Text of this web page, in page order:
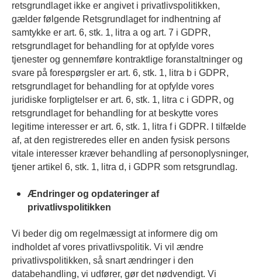
retsgrundlaget ikke er angivet i privatlivspolitikken,
gælder følgende Retsgrundlaget for indhentning af
samtykke er art. 6, stk. 1, litra a og art. 7 i GDPR,
retsgrundlaget for behandling for at opfylde vores
tjenester og gennemføre kontraktlige foranstaltninger og
svare på forespørgsler er art. 6, stk. 1, litra b i GDPR,
retsgrundlaget for behandling for at opfylde vores
juridiske forpligtelser er art. 6, stk. 1, litra c i GDPR, og
retsgrundlaget for behandling for at beskytte vores
legitime interesser er art. 6, stk. 1, litra f i GDPR. I tilfælde
af, at den registreredes eller en anden fysisk persons
vitale interesser kræver behandling af personoplysninger,
tjener artikel 6, stk. 1, litra d, i GDPR som retsgrundlag.
Ændringer og opdateringer af
privatlivspolitikken
Vi beder dig om regelmæssigt at informere dig om
indholdet af vores privatlivspolitik. Vi vil ændre
privatlivspolitikken, så snart ændringer i den
databehandling, vi udfører, gør det nødvendigt. Vi